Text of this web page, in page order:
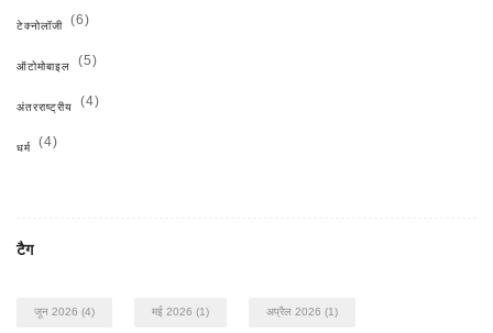
टेक्नोलॉजी (6)
ऑटोमोबाइल (5)
अंतरराष्ट्रीय (4)
धर्म (4)
टैग
जून 2026 (4) मई 2026 (1) अप्रैल 2026 (1)